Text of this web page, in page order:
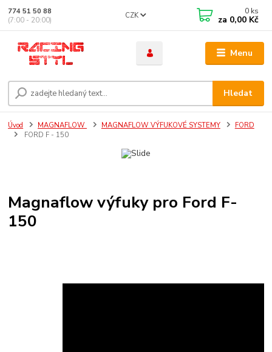
Menu
CZK
Hledat
774 51 50 88
(7:00 - 20:00)
0 ks
za 0,00 Kč
Úvod MAGNAFLOW MAGNAFLOW VÝFUKOVÉ SYSTEMY
FORD
FORD F - 150
Magnaflow výfuky pro Ford F-
150